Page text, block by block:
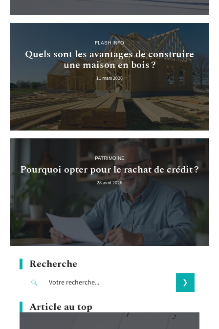
FLASH INFO
Quels sont les avantages de construire
une maison en bois ?
11 mars 2026
PATRIMOINE
Pourquoi opter pour le rachat de crédit ?
28 avril 2026
Recherche
Article au top